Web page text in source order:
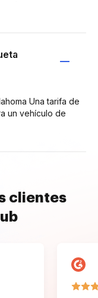
Una tarifa de
un vehículo de
clientes